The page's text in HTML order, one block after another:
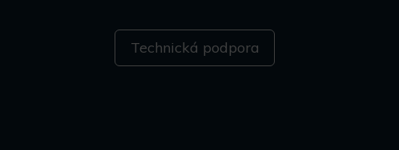
Technická podpora